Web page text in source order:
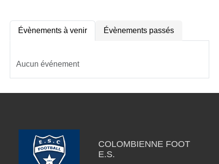
Évènements à venir Évènements passés
Aucun événement
COLOMBIENNE FOOT
E.S.